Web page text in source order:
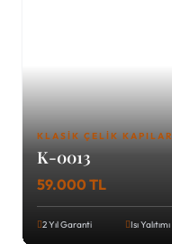
KLASIK ÇELIK KAPILAR
K-0013
59.000 TL
2 Yıl Garanti Isı Yalıtımı